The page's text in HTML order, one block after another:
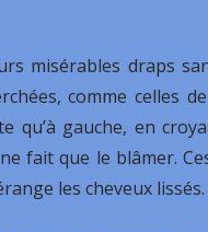
misérables draps
comme celles
qu’à gauche, en
fait que le blâmer.
les cheveux lissés.